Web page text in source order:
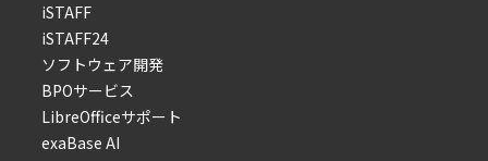
iSTAFF
iSTAFF24
ソフトウェア開発
BPOサービス
LibreOfficeサポート
exaBase AI